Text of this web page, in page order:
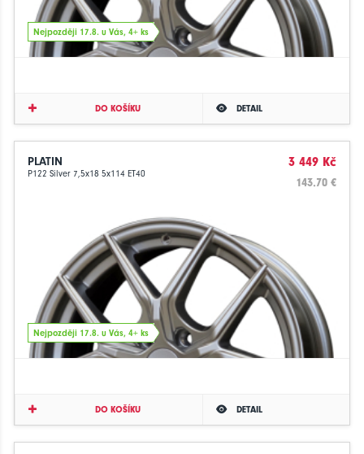
Nejpozději 17.8. u Vás, 4+ ks
DO KOŠÍKU DETAIL
PLATIN
P122 Silver 7,5x18 5x114 ET40
3 449 Kč
143.70 €
Nejpozději 17.8. u Vás, 4+ ks
DO KOŠÍKU DETAIL